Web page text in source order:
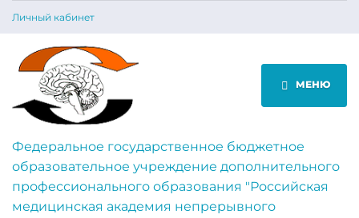
Личный кабинет
МЕНЮ
Федеральное государственное бюджетное
образовательное учреждение дополнительного
профессионального образования "Российская
медицинская академия непрерывного